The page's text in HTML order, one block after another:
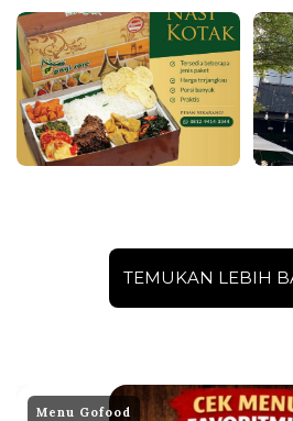
TEMUKAN LEBIH
Menu Gofood